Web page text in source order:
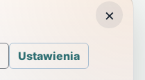
Ustawienia
×